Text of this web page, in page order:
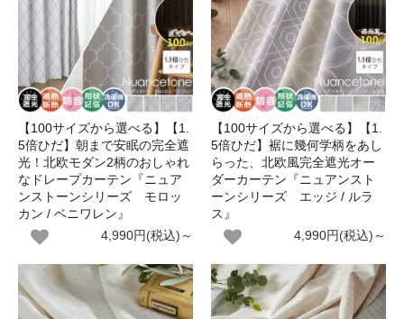
【100サイズから選べる】【1.
5倍ひだ】朝まで安眠の完全遮
光！北欧モダン2柄のおしゃれ
なドレープカーテン『ニュア
ンストーンシリーズ モロッ
カン / ベニワレン』
4,990円(税込)～
【100サイズから選べる】【1.
5倍ひだ】裾に幾何学柄をあし
らった、北欧風完全遮光オー
ダーカーテン『ニュアンスト
ーンシリーズ エッジ / ルラ
ス』
4,990円(税込)～